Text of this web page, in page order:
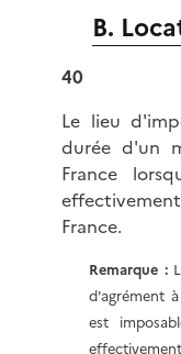
B.
40
Le lieu
durée d'un
France
France.
Remarque :
d'agrément
est